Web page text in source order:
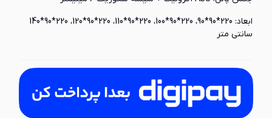
ابعاد: 220*90*90، 220*90*100، 220*90*110، 220*90*120، 220*90*140
سانتی متر